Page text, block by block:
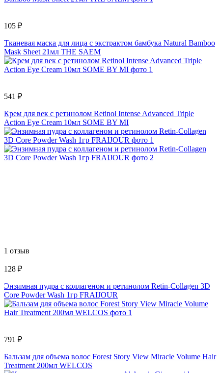
105 ₽
Тканевая маска для лица с экстрактом бамбука Natural Bamboo
Mask Sheet 21мл THE SAEM
541 ₽
Крем для век с ретинолом Retinol Intense Advanced Triple
Action Eye Cream 10мл SOME BY MI
1 отзыв
128 ₽
Энзимная пудра с коллагеном и ретинолом Retin-Collagen 3D
Core Powder Wash 1гр FRAIJOUR
791 ₽
Бальзам для объема волос Forest Story View Miracle Volume Hair
Treatment 200мл WELCOS